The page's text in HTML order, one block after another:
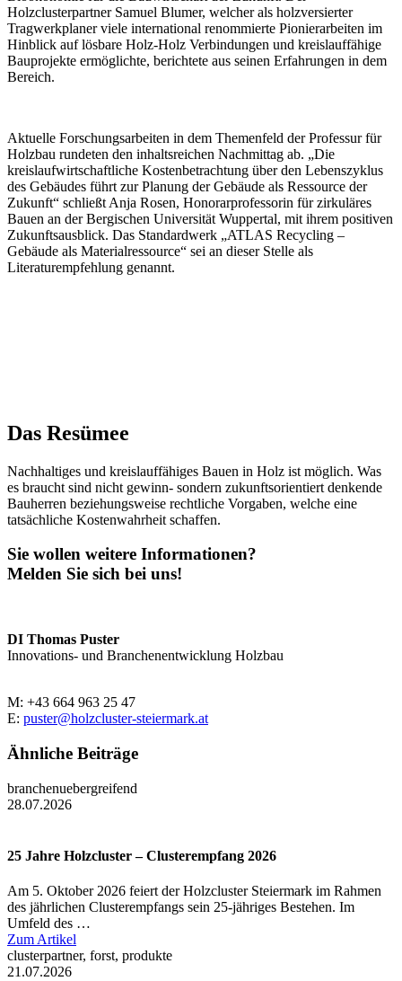
Holzclusterpartner Samuel Blumer, welcher als holzversierter
Tragwerkplaner viele international renommierte Pionierarbeiten im
Hinblick auf lösbare Holz-Holz Verbindungen und kreislauffähige
Bauprojekte ermöglichte, berichtete aus seinen Erfahrungen in dem
Bereich.
Aktuelle Forschungsarbeiten in dem Themenfeld der Professur für
Holzbau rundeten den inhaltsreichen Nachmittag ab. „Die
kreislaufwirtschaftliche Kostenbetrachtung über den Lebenszyklus
des Gebäudes führt zur Planung der Gebäude als Ressource der
Zukunft“ schließt Anja Rosen, Honorarprofessorin für zirkuläres
Bauen an der Bergischen Universität Wuppertal, mit ihrem positiven
Zukunftsausblick. Das Standardwerk „ATLAS Recycling –
Gebäude als Materialressource“ sei an dieser Stelle als
Literaturempfehlung genannt.
Das Resümee
Nachhaltiges und kreislauffähiges Bauen in Holz ist möglich. Was
es braucht sind nicht gewinn- sondern zukunftsorientiert denkende
Bauherren beziehungsweise rechtliche Vorgaben, welche eine
tatsächliche Kostenwahrheit schaffen.
Sie wollen weitere Informationen?
Melden Sie sich bei uns!
DI Thomas Puster
Innovations- und Branchenentwicklung Holzbau
M: +43 664 963 25 47
E: puster@holzcluster-steiermark.at
Ähnliche Beiträge
branchenuebergreifend
28.07.2026
25 Jahre Holzcluster – Clusterempfang 2026
Am 5. Oktober 2026 feiert der Holzcluster Steiermark im Rahmen
des jährlichen Clusterempfangs sein 25-jähriges Bestehen. Im
Umfeld des …
Zum Artikel
clusterpartner, forst, produkte
21.07.2026